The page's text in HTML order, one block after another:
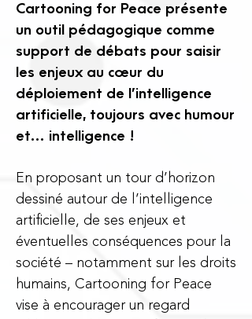
Cartooning for Peace présente
un outil pédagogique comme
support de débats pour saisir
les enjeux au cœur du
déploiement de l’intelligence
artificielle, toujours avec humour
et… intelligence !
En proposant un tour d’horizon
dessiné autour de l’intelligence
artificielle, de ses enjeux et
éventuelles conséquences pour la
société – notamment sur les droits
humains, Cartooning for Peace
vise à encourager un regard